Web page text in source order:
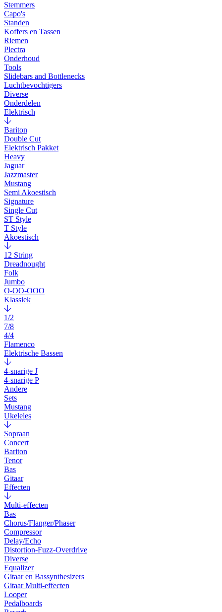
Stemmers
Capo's
Standen
Koffers en Tassen
Riemen
Plectra
Onderhoud
Tools
Slidebars and Bottlenecks
Luchtbevochtigers
Diverse
Onderdelen
Elektrisch
Bariton
Double Cut
Elektrisch Pakket
Heavy
Jaguar
Jazzmaster
Mustang
Semi Akoestisch
Signature
Single Cut
ST Style
T Style
Akoestisch
12 String
Dreadnought
Folk
Jumbo
O-OO-OOO
Klassiek
1/2
7/8
4/4
Flamenco
Elektrische Bassen
4-snarige J
4-snarige P
Andere
Sets
Mustang
Ukeleles
Sopraan
Concert
Bariton
Tenor
Bas
Gitaar
Effecten
Multi-effecten
Bas
Chorus/Flanger/Phaser
Compressor
Delay/Echo
Distortion-Fuzz-Overdrive
Diverse
Equalizer
Gitaar en Bassynthesizers
Gitaar Multi-effecten
Looper
Pedalboards